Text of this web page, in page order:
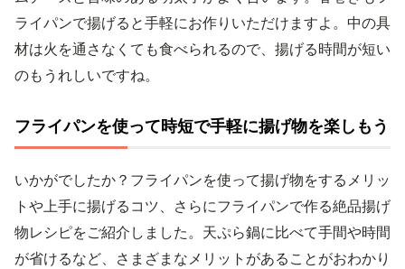
ライパンで揚げると手軽にお作りいただけますよ。中の具
材は火を通さなくても食べられるので、揚げる時間が短い
のもうれしいですね。
フライパンを使って時短で手軽に揚げ物を楽しもう
いかがでしたか？フライパンを使って揚げ物をするメリッ
トや上手に揚げるコツ、さらにフライパンで作る絶品揚げ
物レシピをご紹介しました。天ぷら鍋に比べて手間や時間
が省けるなど、さまざまなメリットがあることがおわかり